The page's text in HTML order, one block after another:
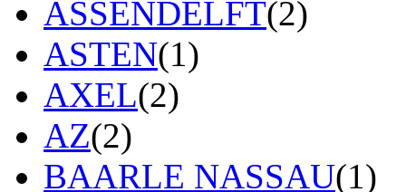
ASSENDELFT(2)
ASTEN(1)
AXEL(2)
AZ(2)
BAARLE NASSAU(1)